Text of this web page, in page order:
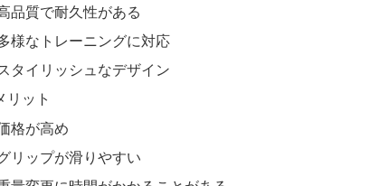
品質で耐久性がある
様なトレーニングに対応
タイリッシュなデザイン
リット
格が高め
リップが滑りやすい